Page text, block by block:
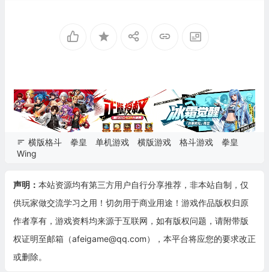
横版格斗 拳皇 单机游戏 横版游戏 格斗游戏
拳皇
Wing
声明： 本站资源均有第三方用户自行分享推荐，非本站自制，仅
供玩家做交流学习之用！切勿用于商业用途！游戏作品版权归原
作者享有，游戏资料均来源于互联网，如有版权问题，请附带版
权证明至邮箱（afeigame@qq.com），本平台将应您的要求改正
或删除。